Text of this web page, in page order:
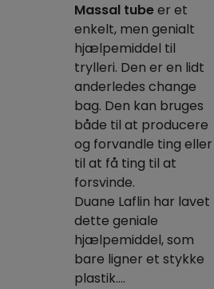
Massal tubeer et
enkelt, men genialt
hjælpemiddel til
trylleri. Den er en lidt
anderledes change
bag. Den kan bruges
både til at producere
og forvandle ting eller
til at få ting til at
forsvinde.
Duane Laflin har lavet
dette geniale
hjælpemiddel, som
bare ligner et stykke
plastik….